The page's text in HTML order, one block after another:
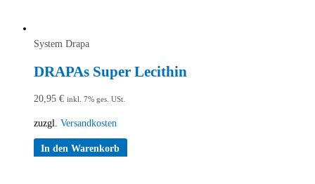
System Drapa
DRAPAs Super Lecithin
20,95 € inkl. 7% ges. USt.
zuzgl. Versandkosten
In den Warenkorb